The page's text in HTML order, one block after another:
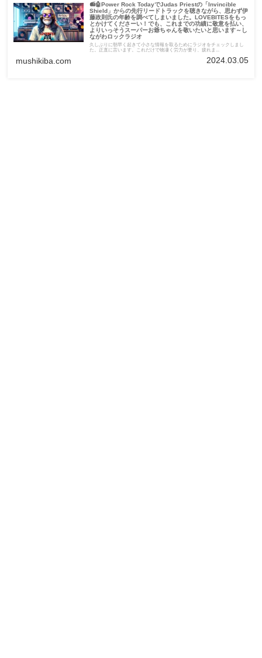
📻🤖Power Rock TodayでJudas Priestの「Invincible
Shield」からの先行リードトラックを聴きながら、思わず伊
藤政則氏の年齢を調べてしまいました。LOVEBITESをもっ
とかけてくださーい！でも、これまでの功績に敬意を払い、
よりいっそうスーパーお爺ちゃんを敬いたいと思います～し
ながわロックラジオ
久しぶりに朝早く起きて小さな情報を取るためにラジオをチェックしまし
た。正直に言います。これだけで物凄く労力が要り、疲れま...
mushikiba.com 2024.03.05